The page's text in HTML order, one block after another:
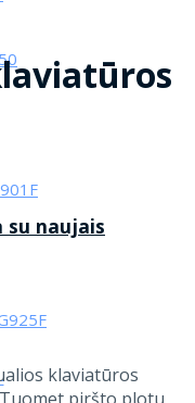
naujais
klaviatūros